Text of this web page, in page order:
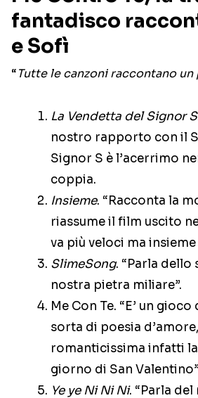
fantadisco
e Sofì
“Tutte le canzoni raccontano
La Vendetta del Signor S
nostro rapporto con il
Signor S è l’acerrimo
coppia.
Insieme. “Racconta la
riassume il film uscito
va più veloci ma
SlimeSong. “Parla dello
nostra pietra miliare”.
Me Con Te. “E’ un
sorta di poesia
romanticissima infatti
giorno di San
Ye ye Ni Ni Ni. “Parla